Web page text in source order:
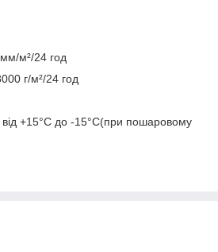
м²/24 год
г/м²/24 год
+15°C до -15°C(при пошаровому